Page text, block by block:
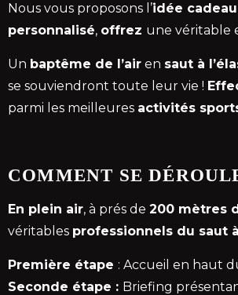
Nous vous proposons l’idée
personnalisé, offrez une véritable
Un baptême de l’air en saut à
se souviendront toute leur vie !
parmi les meilleures activités
COMMENT SE
En plein air, à prés de 200 mètres
véritables professionnels du saut
Première étape : Accueil en haut
Seconde étape : Briefing